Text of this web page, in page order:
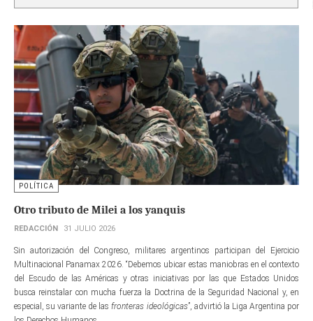
POLÍTICA
Otro tributo de Milei a los yanquis
REDACCIÓN 31 JULIO 2026
Sin autorización del Congreso, militares argentinos participan del Ejercicio
Multinacional Panamax 2026. “Debemos ubicar estas maniobras en el contexto
del Escudo de las Américas y otras iniciativas por las que Estados Unidos
busca reinstalar con mucha fuerza la Doctrina de la Seguridad Nacional y, en
especial, su variante de lasfronteras ideológicas”, advirtió la Liga Argentina por